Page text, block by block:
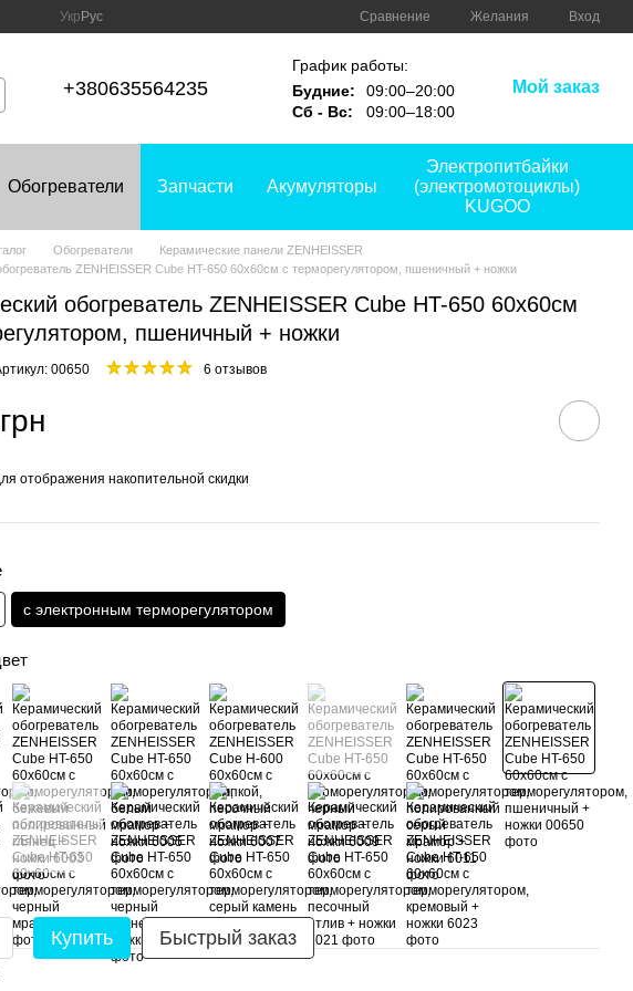
Укр Рус Сравнение Желания Вход
+380635564235
График работы:
Будние:
09:00–20:00
Сб - Вс:
09:00–18:00
Мой заказ
Обогреватели Запчасти Акумуляторы
Электропитбайки
(электромотоциклы)
KUGOO
Обогреватели
Керамические панели ZENHEISSER
ZENHEISSER Cube HT-650 60х60см с терморегулятором, пшеничный + ножки
обогреватель ZENHEISSER Cube HT-650 60х60см
пшеничный + ножки
00650 6 отзывов
отображения накопительной скидки
с электронным терморегулятором
Купить Быстрый заказ